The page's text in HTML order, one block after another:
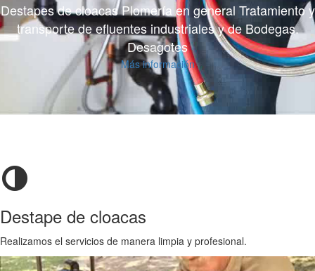
Destapes de cloacas Plomería en general Tratamiento y
transporte de efluentes industriales y de Bodegas.
Desagotes
Más información
Destape de cloacas
Realizamos el servicios de manera limpia y profesional.